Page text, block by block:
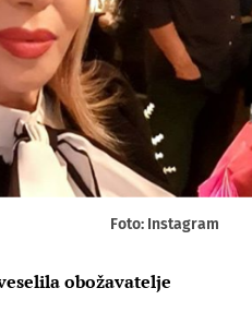
Foto: Instagram
obožavatelje